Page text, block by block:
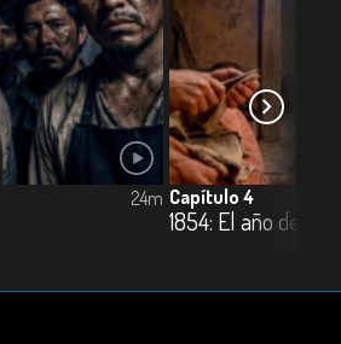
24m Capítulo 4
1854: El año del